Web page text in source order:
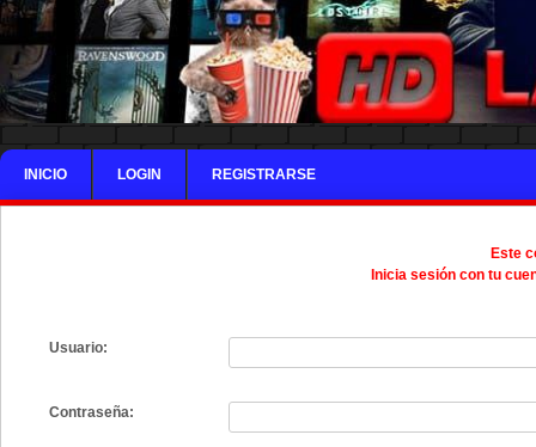
INICIO LOGIN REGISTRARSE
Este
Inicia sesión con tu
Usuario:
Contraseña: